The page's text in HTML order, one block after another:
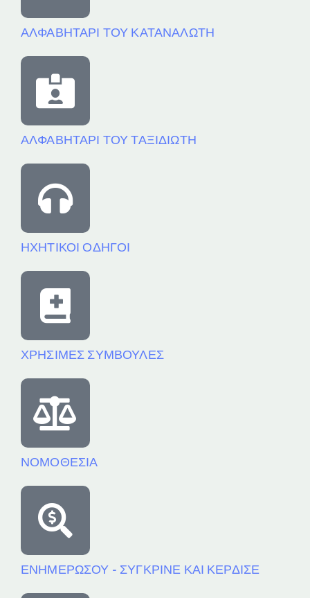
ΑΛΦΑΒΗΤΑΡΙ ΤΟΥ ΚΑΤΑΝΑΛΩΤΗ
ΑΛΦΑΒΗΤΑΡΙ ΤΟΥ ΤΑΞΙΔΙΩΤΗ
ΗΧΗΤΙΚΟΙ ΟΔΗΓΟΙ
ΧΡΗΣΙΜΕΣ ΣΥΜΒΟΥΛΕΣ
ΝΟΜΟΘΕΣΙΑ
ΕΝΗΜΕΡΩΣΟΥ - ΣΥΓΚΡΙΝΕ ΚΑΙ ΚΕΡΔΙΣΕ